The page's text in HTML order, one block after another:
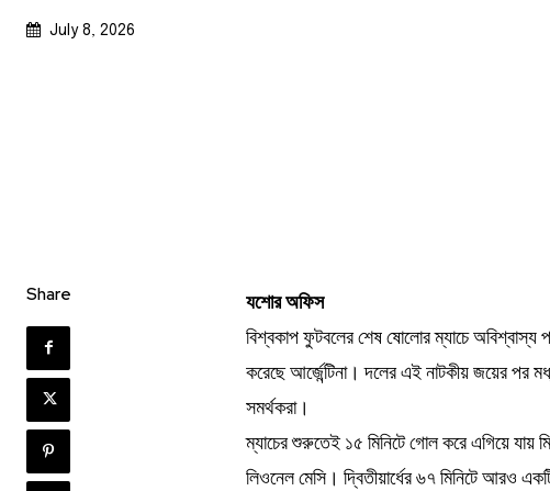
July 8, 2026
Share
যশোর অফিস
বিশ্বকাপ ফুটবলের শেষ ষোলোর ম্যাচে অবিশ্বাস্য
করেছে আর্জেন্টিনা। দলের এই নাটকীয় জয়ের পর
সমর্থকরা।
ম্যাচের শুরুতেই ১৫ মিনিটে গোল করে এগিয়ে যায়
লিওনেল মেসি। দ্বিতীয়ার্ধের ৬৭ মিনিটে আরও